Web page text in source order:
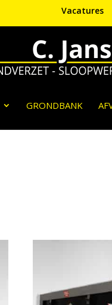
Vacatures
GRONDBANK